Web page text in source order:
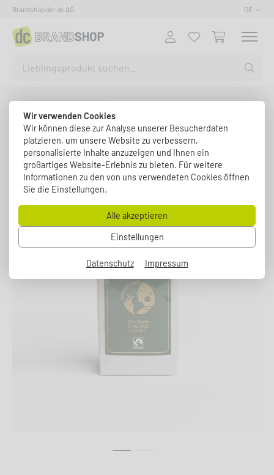
Wir verwenden Cookies
Wir können diese zur Analyse unserer Besucherdaten
platzieren, um unsere Website zu verbessern,
personalisierte Inhalte anzuzeigen und Ihnen ein
großartiges Website-Erlebnis zu bieten. Für weitere
Informationen zu den von uns verwendeten Cookies öffnen
Sie die Einstellungen.
Alle akzeptieren
Einstellungen
Datenschutz Impressum
Brandshop der dc AG DE